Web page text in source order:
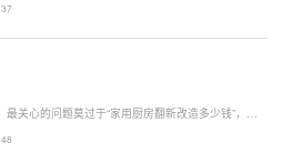
需要持续大量净水的用户。小户型、单人居住、日
关心的问题莫过于“家用厨房翻新改造多少钱”，接
否更换橱柜、电器、水电等因素影响。